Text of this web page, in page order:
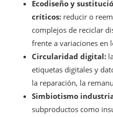
Ecodiseño y
críticos: reducir o
complejos de reciclar
frente a variaciones en
Circularidad digital:
etiquetas digitales y
la reparación, la
Simbiotismo
subproductos como